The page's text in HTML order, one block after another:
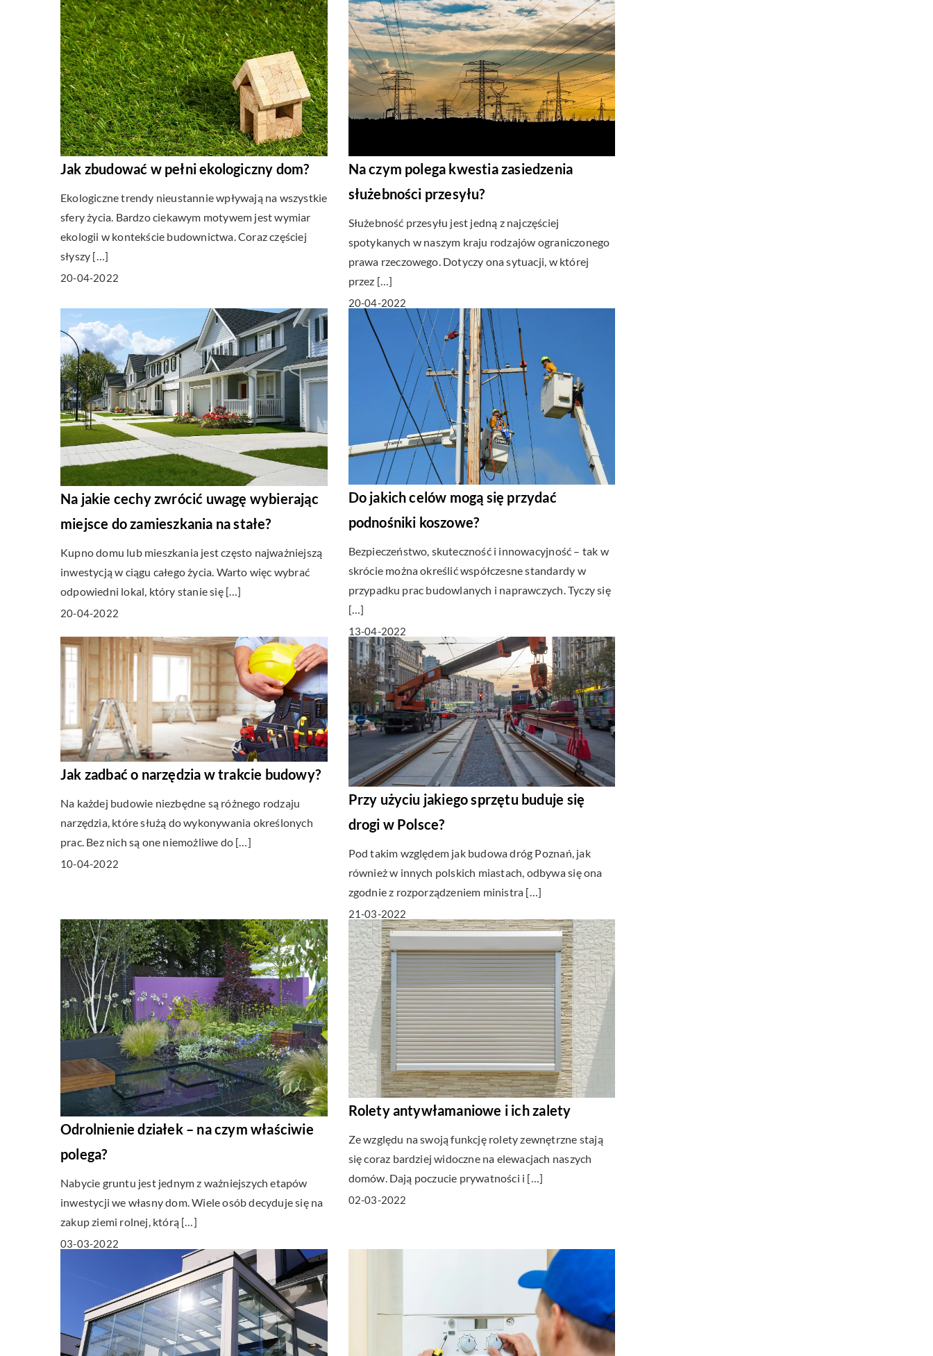
Jak zbudować w pełni ekologiczny dom?
Ekologiczne trendy nieustannie wpływają na wszystkie
sfery życia. Bardzo ciekawym motywem jest wymiar
ekologii w kontekście budownictwa. Coraz częściej
słyszy […]
20-04-2022
Na czym polega kwestia zasiedzenia
służebności przesyłu?
Służebność przesyłu jest jedną z najczęściej
spotykanych w naszym kraju rodzajów ograniczonego
prawa rzeczowego. Dotyczy ona sytuacji, w której
przez […]
20-04-2022
Na jakie cechy zwrócić uwagę wybierając
miejsce do zamieszkania na stałe?
Kupno domu lub mieszkania jest często najważniejszą
inwestycją w ciągu całego życia. Warto więc wybrać
odpowiedni lokal, który stanie się […]
20-04-2022
Do jakich celów mogą się przydać
podnośniki koszowe?
Bezpieczeństwo, skuteczność i innowacyjność – tak w
skrócie można określić współczesne standardy w
przypadku prac budowlanych i naprawczych. Tyczy się
[…]
13-04-2022
Jak zadbać o narzędzia w trakcie budowy?
Na każdej budowie niezbędne są różnego rodzaju
narzędzia, które służą do wykonywania określonych
prac. Bez nich są one niemożliwe do […]
10-04-2022
Przy użyciu jakiego sprzętu buduje się
drogi w Polsce?
Pod takim względem jak budowa dróg Poznań, jak
również w innych polskich miastach, odbywa się ona
zgodnie z rozporządzeniem ministra […]
21-03-2022
Odrolnienie działek – na czym właściwie
polega?
Nabycie gruntu jest jednym z ważniejszych etapów
inwestycji we własny dom. Wiele osób decyduje się na
zakup ziemi rolnej, którą […]
03-03-2022
Rolety antywłamaniowe i ich zalety
Ze względu na swoją funkcję rolety zewnętrzne stają
się coraz bardziej widoczne na elewacjach naszych
domów. Dają poczucie prywatności i […]
02-03-2022